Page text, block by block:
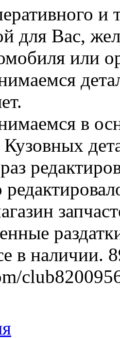
и
для Вас,
или
в
Кузовных
в наличии.